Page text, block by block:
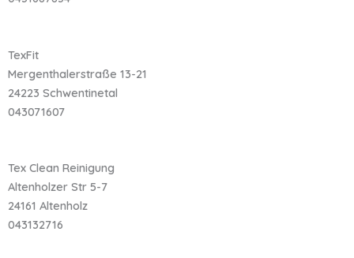
TexFit
Mergenthalerstraße 13-21
24223 Schwentinetal
043071607
Tex Clean Reinigung
Altenholzer Str 5-7
24161 Altenholz
043132716